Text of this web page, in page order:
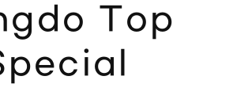
Top